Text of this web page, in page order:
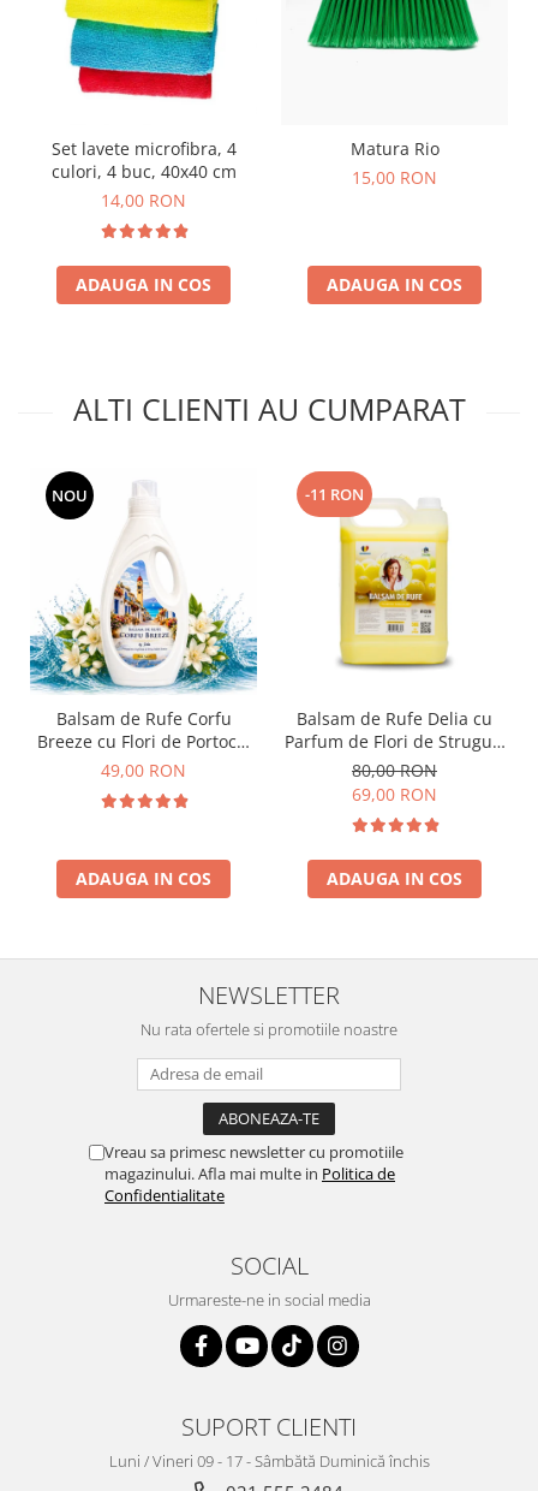
Set lavete microfibra, 4
culori, 4 buc, 40x40 cm
14,00 RON
ADAUGA IN COS
Matura Rio
15,00 RON
ADAUGA IN COS
ALTI CLIENTI AU CUMPARAT
NOU
Balsam de Rufe Corfu
Breeze cu Flori de Portocal
by Delia 2L
49,00 RON
ADAUGA IN COS
-11 RON
Balsam de Rufe Delia cu
Parfum de Flori de Struguri
5L
80,00 RON
69,00 RON
ADAUGA IN COS
NEWSLETTER
Nu rata ofertele si promotiile noastre
Vreau sa primesc newsletter cu promotiile
magazinului. Afla mai multe in Politica de
Confidentialitate
SOCIAL
Urmareste-ne in social media
SUPORT CLIENTI
Luni / Vineri 09 - 17 - Sâmbătă Duminică închis